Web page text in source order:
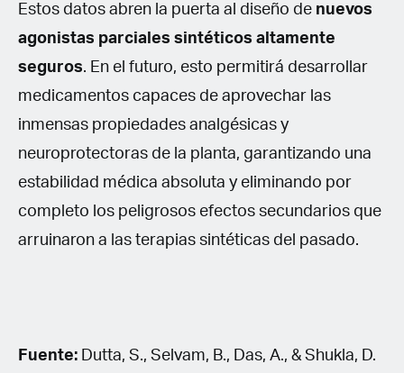
Estos datos abren la puerta al diseño de nuevos
agonistas parciales sintéticos altamente
seguros. En el futuro, esto permitirá desarrollar
medicamentos capaces de aprovechar las
inmensas propiedades analgésicas y
neuroprotectoras de la planta, garantizando una
estabilidad médica absoluta y eliminando por
completo los peligrosos efectos secundarios que
arruinaron a las terapias sintéticas del pasado.
Fuente: Dutta, S., Selvam, B., Das, A., & Shukla, D.